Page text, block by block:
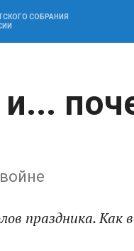
СОБРАНИЯ
праздника. Как